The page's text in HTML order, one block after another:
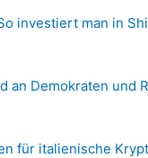
investiert man in
an Demokraten und
für italienische